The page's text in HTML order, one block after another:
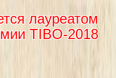
лауреатом
TIBO-2018